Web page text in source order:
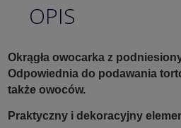
OPIS
Okrągła owocarka z
Odpowiednia do podawania
także owoców.
Praktyczny i dekoracyjny